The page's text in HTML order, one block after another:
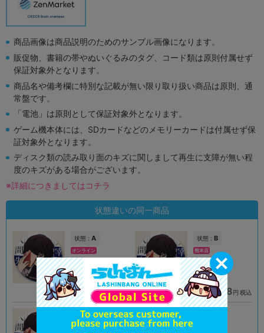
商品画像は商品説明のためのサンプル画像になります。
販促物、書籍の帯やぬいぐるみのタグ、コード類は原則付属せず
保証対象外となります。
商品名や備考欄に特別な記載が無い限り取り扱い商品は原則、通
常盤です。
「電池」は原則として保証対象外となります。
ゲーム機本体には、SDカードなどのメモリーカードは付属せず保
証対象外となります。
ディスク類の読み取り面のキズに関しまして再生に支障が無い程
度のキズがある場合がございます。
※詳細につきましてはコチラ
状態違いの同一商品
状態 : A
オンライン
在庫あり 1,790円 税込
状態 : B
熊本店
在庫あり 3,608円 税込
状態 : B
熊本店